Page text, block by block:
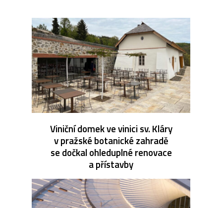
Viniční domek ve vinici sv. Kláry
v pražské botanické zahradě
se dočkal ohleduplné renovace
a přístavby